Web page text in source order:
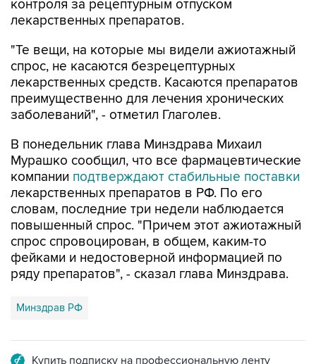
"Те вещи, на которые мы видели ажиотажный
лекарственных средств. Касаются препаратов
преимущественно для лечения хронических
заболеваний", - отметил Глаголев.
В понедельник глава Минздрава Михаил
компанииподтверждают стабильные поставки
лекарственных препаратов в РФ. По его
словам, последние три недели наблюдается
повышенный спрос. "Причем этот ажиотажный
спрос спровоцирован, в общем, каким-то
фейками и недостоверной информацией по
ряду препаратов", - сказал глава Минздрава.
Минздрав РФ
Подписаться на рассылку главных новостей сайта